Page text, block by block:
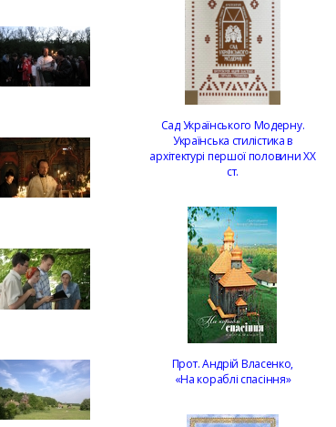
Сад Українського Модерну.
Українська стилістика в
архітектурі першої половини ХХ
ст.
Прот. Андрій Власенко,
«На кораблі спасіння»